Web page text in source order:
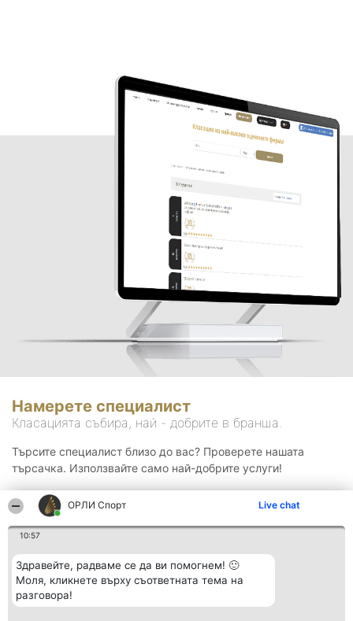
ОРЛИ Спорт Live chat
10:57
Здравейте, радваме се да ви помогнем! 🙂
Моля, кликнете върху съответната тема на
разговора!
Намерете специалист
Класацията събира, най - добрите в бранша.
Търсите специалист близо до вас? Проверете нашата
търсачка. Използвайте само най-добрите услуги!